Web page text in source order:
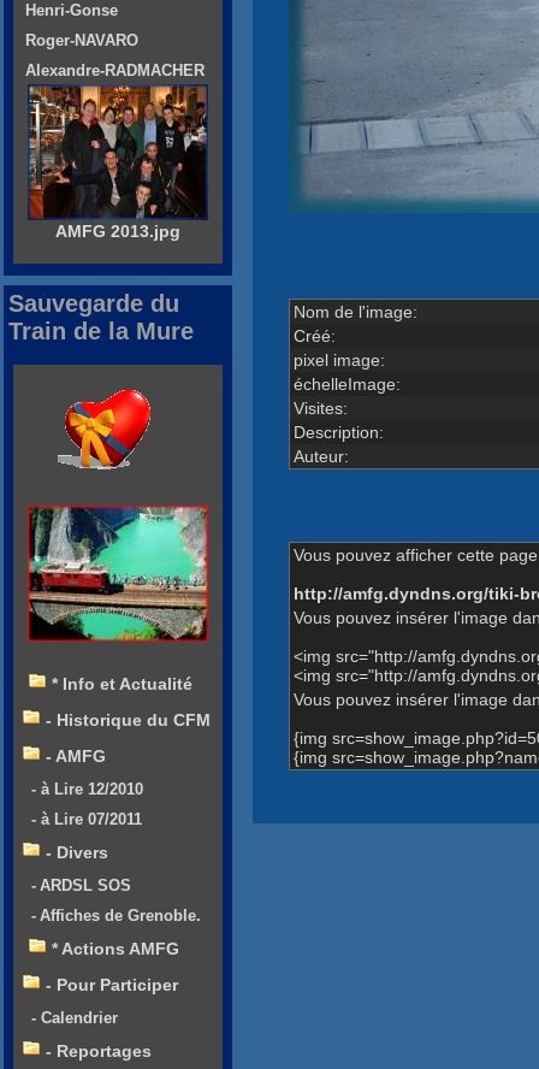
Nom de l'image:
Créé:
pixel image:
échelleImage:
Visites:
Description:
Auteur:
Vous pouvez afficher cette
http://amfg.dyndns.org/tiki-
Vous pouvez insérer l'image
<img src="http://
<img src="http://
Vous pouvez insérer l'image
{img
{img
Henri-Gonse
Roger-NAVARO
Alexandre-RADMACHER
AMFG 2013.jpg
Sauvegarde du
Train de la Mure
* Info et Actualité
- Historique du CFM
- AMFG
- à Lire 12/2010
- à Lire 07/2011
- Divers
- ARDSL SOS
- Affiches de Grenoble.
* Actions AMFG
- Pour Participer
- Calendrier
- Reportages